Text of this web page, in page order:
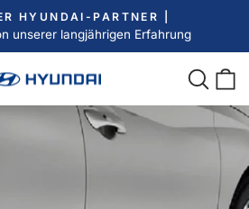
Pause
HYUNDAI-PARTNER |
unserer langjährigen Erfahrung